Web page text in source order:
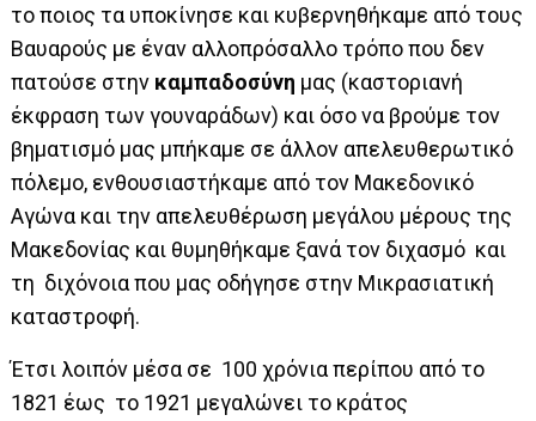
το ποιος τα υποκίνησε και κυβερνηθήκαμε από τους
Βαυαρούς με έναν αλλοπρόσαλλο τρόπο που δεν
πατούσε στην καμπαδοσύνη μας (καστοριανή
έκφραση των γουναράδων) και όσο να βρούμε τον
βηματισμό μας μπήκαμε σε άλλον απελευθερωτικό
πόλεμο, ενθουσιαστήκαμε από τον Μακεδονικό
Αγώνα και την απελευθέρωση μεγάλου μέρους της
Μακεδονίας και θυμηθήκαμε ξανά τον διχασμό και
τη διχόνοια που μας οδήγησε στην Μικρασιατική
καταστροφή.
Έτσι λοιπόν μέσα σε 100 χρόνια περίπου από το
1821 έως το 1921 μεγαλώνει το κράτος